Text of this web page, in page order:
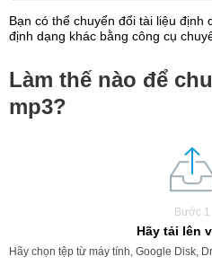
Bạn có thể chuyển đổi tài liệu định
định dạng khác bằng công cụ
Làm thế nào để
mp3?
Bước 1
Hãy tải lên
Hãy chọn tệp từ máy tính, Google Disk,